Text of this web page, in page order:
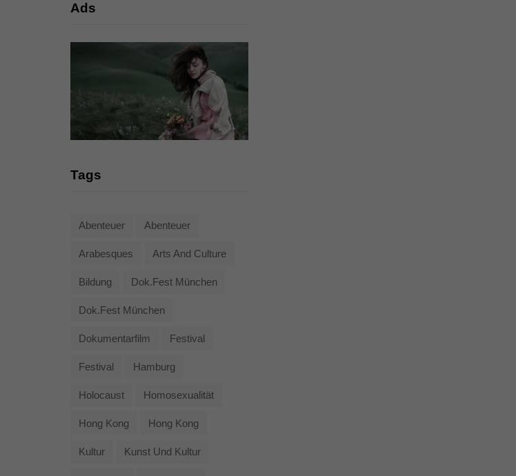
Ads
Tags
Abenteuer Abenteuer
Arabesques Arts And Culture
Bildung Dok.fest München
Dok.fest München
Dokumentarfilm Festival
Festival Hamburg
Holocaust Homosexualität
Hong Kong Hong Kong
Kultur Kunst Und Kultur